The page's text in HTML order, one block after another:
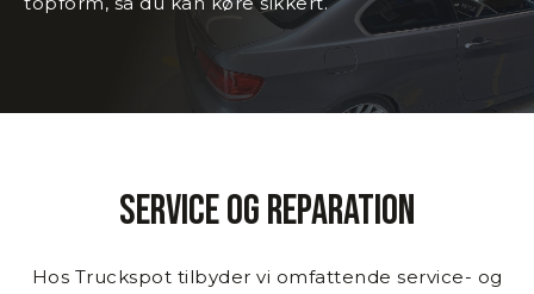
Service og reparation
Hos Truckspot tilbyder vi omfattende service- og